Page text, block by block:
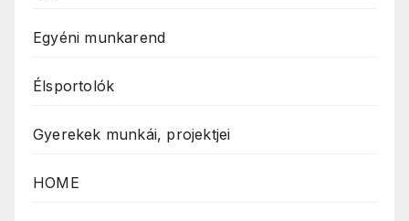
Egyéni munkarend
Élsportolók
Gyerekek munkái, projektjei
HOME